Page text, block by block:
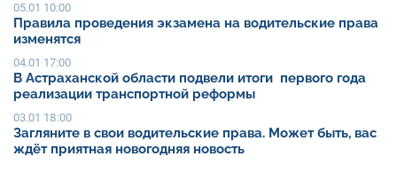
05.01 10:00
Правила проведения экзамена на водительские права
изменятся
04.01 17:00
В Астраханской области подвели итоги первого года
реализации транспортной реформы
03.01 18:00
Загляните в свои водительские права. Может быть, вас
ждёт приятная новогодняя новость